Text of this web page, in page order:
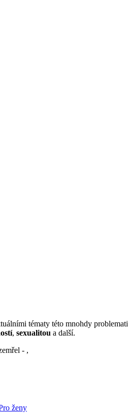
tématy této mnohdy
, sexualitou a další.
ženy